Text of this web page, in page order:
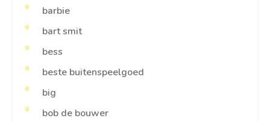
barbie
bart smit
bess
beste buitenspeelgoed
big
bob de bouwer